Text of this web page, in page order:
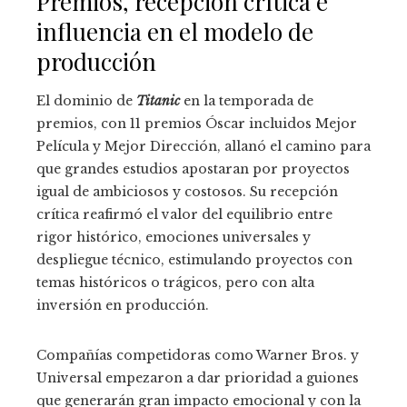
influencia en el modelo de
producción
El dominio de Titanic en la temporada de
premios, con 11 premios Óscar incluidos Mejor
Película y Mejor Dirección, allanó el camino para
que grandes estudios apostaran por proyectos
igual de ambiciosos y costosos. Su recepción
crítica reafirmó el valor del equilibrio entre
rigor histórico, emociones universales y
despliegue técnico, estimulando proyectos con
temas históricos o trágicos, pero con alta
inversión en producción.
Compañías competidoras como Warner Bros. y
Universal empezaron a dar prioridad a guiones
que generarán gran impacto emocional y con la